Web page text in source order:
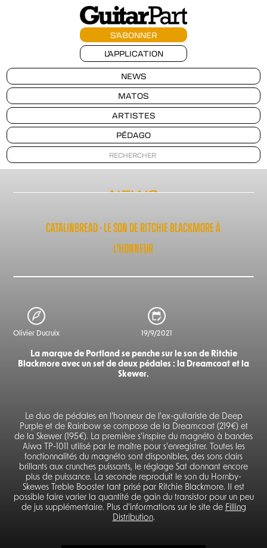
S'ABONNER
L'APPLICATION
NEWS
MATOS
ARTISTES
PÉDAGO
NEWS
CATALINBREAD - LE SON DE RITCHIE BLACKMORE À
L'HONNEUR
Olivier Ducruix 19/9/2021
La marque de Portland se penche sur le son de Ritchie
Blackmore avec un set de deux pédales : la Dreamcoat et la
Skewer.
Le duo de pédales en l'honneur de l'ex-guitariste de Deep
Purple et de Rainbow se compose de la Dreamcoat (219€) et
de la Skewer (195€). La première s'inspire du magnéto à bandes
Aiwa TP-1011 utilisé par le maître pour s'enregistrer. Toutes les
fonctionnalités du magnéto sont disponibles, des sons clairs
brillants aux crunches puissants, le réglage Sat donnant encore
plus de puissance. La seconde reproduit le son du Hornby-
Skewes Treble Booster tant prisé par Ritchie Blackmore. Il est
possible faire varier la quantité de gain du transistor pour un peu
de jus supplémentaire. Plus d'informations sur le site de Filling
Distribution.